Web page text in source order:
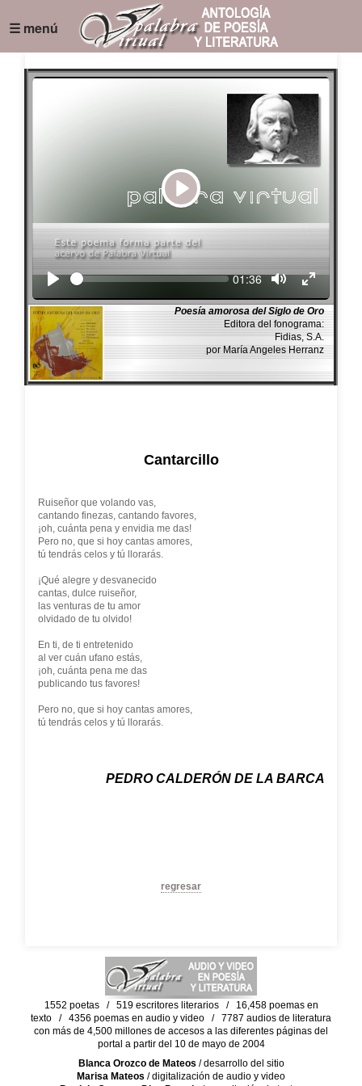
☰ menú
Play
Seek Current
01:36
Poesía amorosa del Siglo de Oro
Editora del fonograma:
Fidias, S.A.
por María Angeles Herranz
Cantarcillo
Ruiseñor que volando vas,
cantando finezas, cantando favores,
¡oh, cuánta pena y envidia me das!
Pero no, que si hoy cantas amores,
tú tendrás celos y tú llorarás.
¡Qué alegre y desvanecido
cantas, dulce ruiseñor,
las venturas de tu amor
olvidado de tu olvido!
En ti, de ti entretenido
al ver cuán ufano estás,
¡oh, cuánta pena me das
publicando tus favores!
Pero no, que si hoy cantas amores,
tú tendrás celos y tú llorarás.
PEDRO CALDERÓN DE LA BARCA
regresar
1552 poetas / 519 escritores literarios / 16,458 poemas en
texto / 4356 poemas en audio y video / 7787 audios de literatura
con más de 4,500 millones de accesos a las diferentes páginas del
portal a partir del 10 de mayo de 2004
Blanca Orozco de Mateos / desarrollo del sitio
Marisa Mateos / digitalización de audio y video